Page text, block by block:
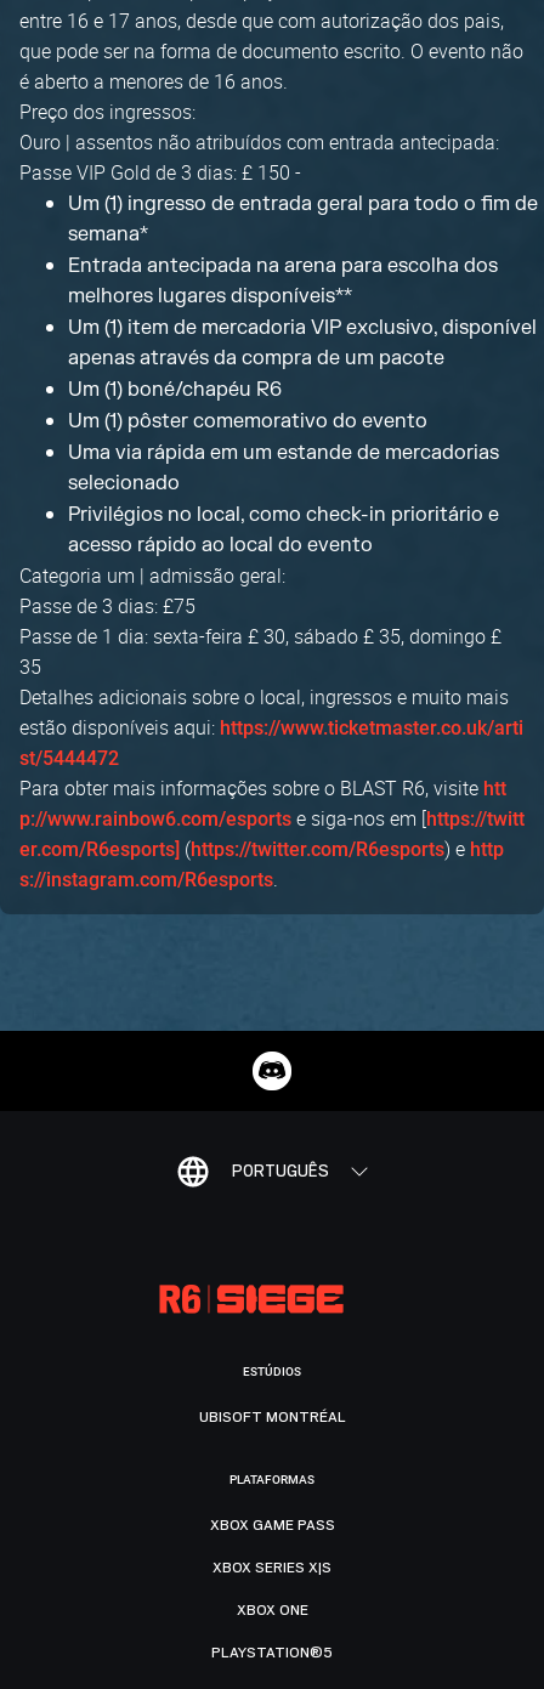
entre 16 e 17 anos, desde que com autorização dos pais,
que pode ser na forma de documento escrito. O evento não
é aberto a menores de 16 anos.
Preço dos ingressos:
Ouro | assentos não atribuídos com entrada antecipada:
Passe VIP Gold de 3 dias: £ 150 -
Um (1) ingresso de entrada geral para todo o fim de
semana*
Entrada antecipada na arena para escolha dos
melhores lugares disponíveis**
Um (1) item de mercadoria VIP exclusivo, disponível
apenas através da compra de um pacote
Um (1) boné/chapéu R6
Um (1) pôster comemorativo do evento
Uma via rápida em um estande de mercadorias
selecionado
Privilégios no local, como check-in prioritário e
acesso rápido ao local do evento
Categoria um | admissão geral:
Passe de 3 dias: £75
Passe de 1 dia: sexta-feira £ 30, sábado £ 35, domingo £
35
Detalhes adicionais sobre o local, ingressos e muito mais
estão disponíveis aqui: https://www.ticketmaster.co.uk/arti
st/5444472
Para obter mais informações sobre o BLAST R6, visite htt
p://www.rainbow6.com/esports e siga-nos em [https://twitt
er.com/R6esports] (https://twitter.com/R6esports) e http
s://instagram.com/R6esports.
PORTUGUÊS
ESTÚDIOS
UBISOFT MONTRÉAL
PLATAFORMAS
XBOX GAME PASS
XBOX SERIES X|S
XBOX ONE
PLAYSTATION®5